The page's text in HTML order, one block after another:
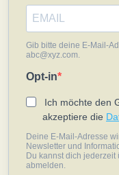
Gib bitte deine E-Mail-
abc@xyz.com.
Opt-in
Ich möchte den
akzeptiere die
Deine E-Mail-Adresse
Newsletter und
Du kannst dich
abmelden.